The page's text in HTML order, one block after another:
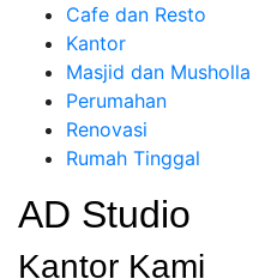
Cafe dan Resto
Kantor
Masjid dan Musholla
Perumahan
Renovasi
Rumah Tinggal
AD Studio
Kantor Kami